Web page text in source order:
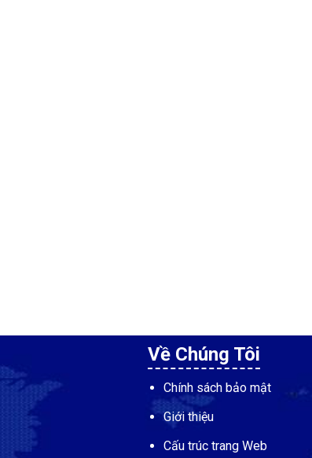
Về Chúng Tôi
Chính sách bảo mật
Giới thiệu
Cấu trúc trang Web